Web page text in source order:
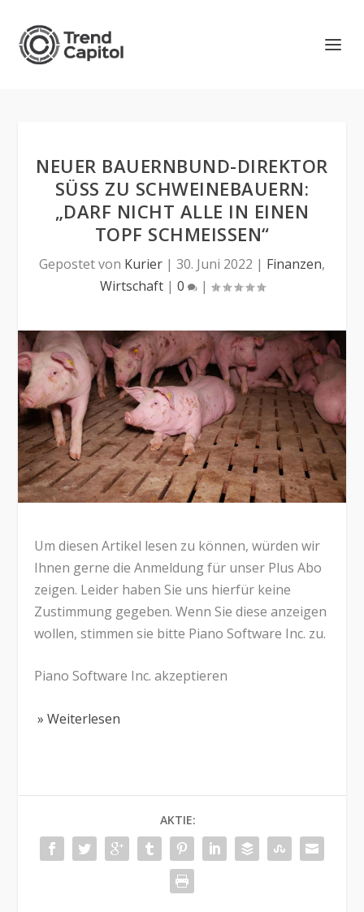
NEUER BAUERNBUND-DIREKTOR
SÜSS ZU SCHWEINEBAUERN: „
DARF NICHT ALLE IN EINEN T
OPF SCHMEISSEN“
Gepostet von Kurier | 30. Juni 2022 | Finanzen,
Wirtschaft| 0 |
Um diesen Artikel lesen zu können, würden wir
Ihnen gerne die Anmeldung für unser Plus Abo
zeigen. Leider haben Sie uns hierfür keine
Zustimmung gegeben. Wenn Sie diese anzeigen
wollen, stimmen sie bitte Piano Software Inc. zu.
Piano Software Inc. akzeptieren
» Weiterlesen
AKTIE: